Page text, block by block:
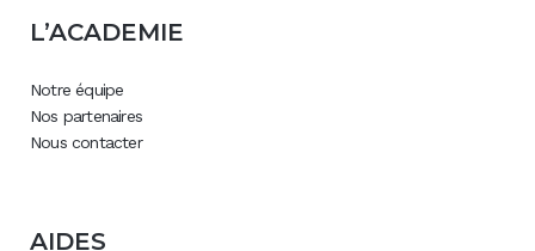
L’ACADEMIE
Notre équipe
Nos partenaires
Nous contacter
AIDES